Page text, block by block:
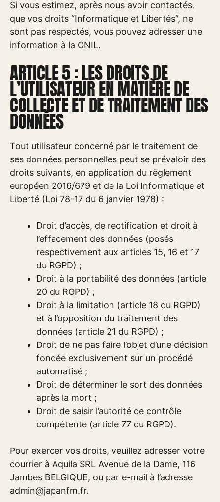
Si vous estimez, après nous avoir contactés,
que vos droits “Informatique et Libertés”, ne
sont pas respectés, vous pouvez adresser une
information à la CNIL.
ARTICLE 5 : LES DROITS DE
L’UTILISATEUR EN MATIÈRE DE
COLLECTE ET DE TRAITEMENT DES
DONNÉES
Tout utilisateur concerné par le traitement de
ses données personnelles peut se prévaloir des
droits suivants, en application du règlement
européen 2016/679 et de la Loi Informatique et
Liberté (Loi 78-17 du 6 janvier 1978) :
Droit d’accès, de rectification et droit à
l’effacement des données (posés
respectivement aux articles 15, 16 et 17
du RGPD) ;
Droit à la portabilité des données (article
20 du RGPD) ;
Droit à la limitation (article 18 du RGPD)
et à l’opposition du traitement des
données (article 21 du RGPD) ;
Droit de ne pas faire l’objet d’une décision
fondée exclusivement sur un procédé
automatisé ;
Droit de déterminer le sort des données
après la mort ;
Droit de saisir l’autorité de contrôle
compétente (article 77 du RGPD).
Pour exercer vos droits, veuillez adresser votre
courrier à Aquila SRL Avenue de la Dame, 116
Jambes BELGIQUE, ou par e-mail à l’adresse
admin@japanfm.fr.